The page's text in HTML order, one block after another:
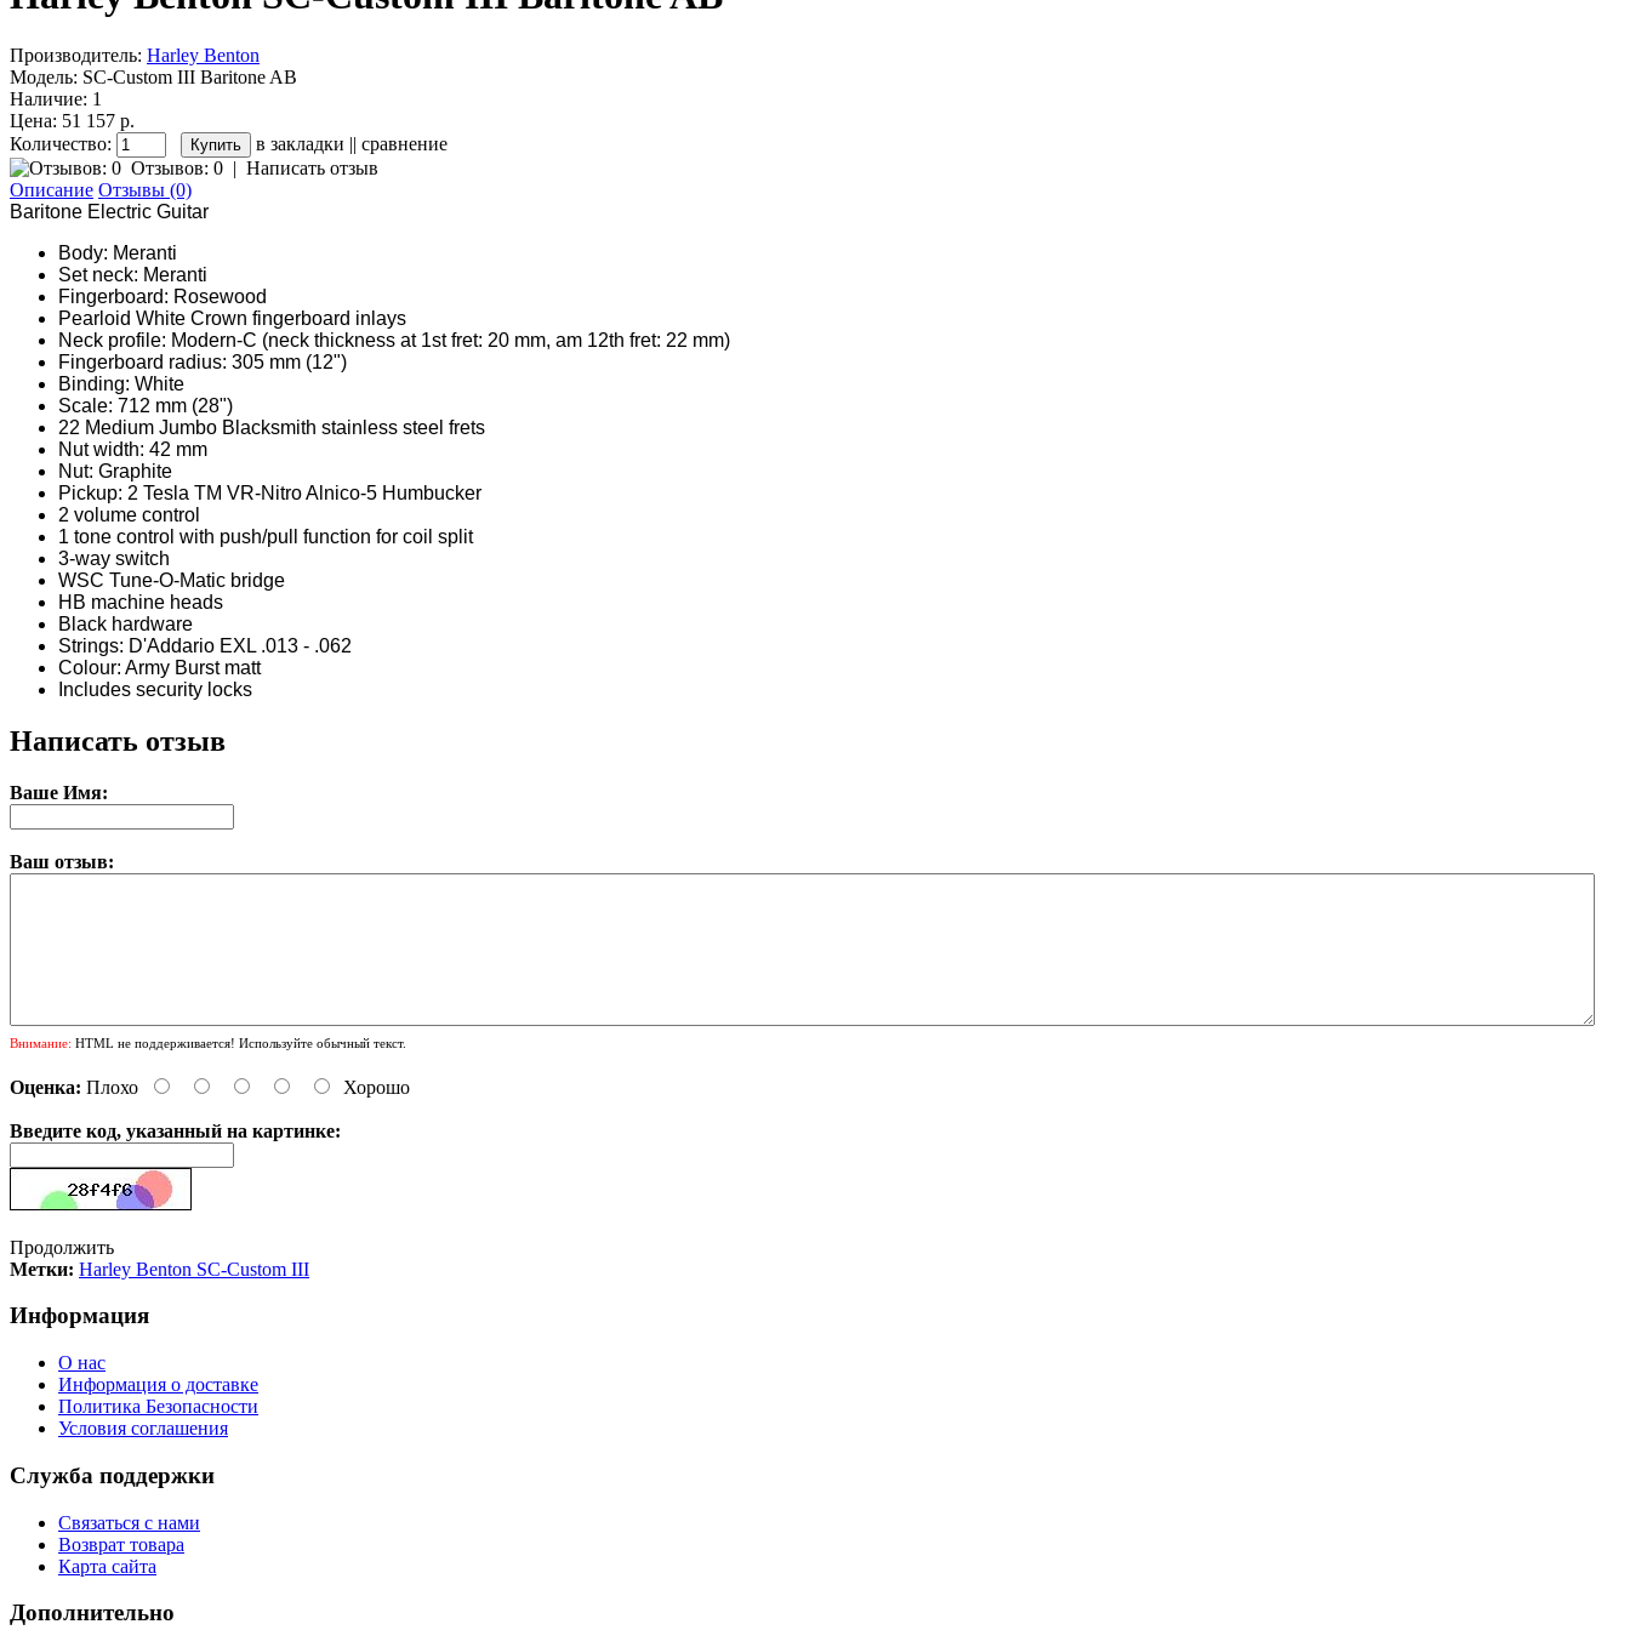
Производитель: Harley Benton
Модель: SC-Custom III Baritone AB
Наличие: 1
Цена: 51 157 р.
Количество:
в закладки || сравнение
Отзывов: 0 | Написать отзыв
Описание Отзывы (0)
Baritone Electric Guitar
Body: Meranti
Set neck: Meranti
Fingerboard: Rosewood
Pearloid White Crown fingerboard inlays
Neck profile: Modern-C (neck thickness at 1st fret: 20 mm, am 12th fret: 22 mm)
Fingerboard radius: 305 mm (12")
Binding: White
Scale: 712 mm (28")
22 Medium Jumbo Blacksmith stainless steel frets
Nut width: 42 mm
Nut: Graphite
Pickup: 2 Tesla TM VR-Nitro Alnico-5 Humbucker
2 volume control
1 tone control with push/pull function for coil split
3-way switch
WSC Tune-O-Matic bridge
HB machine heads
Black hardware
Strings: D'Addario EXL .013 - .062
Colour: Army Burst matt
Includes security locks
Написать отзыв
Ваше Имя:
Ваш отзыв:
Внимание: HTML не поддерживается! Используйте обычный текст.
Оценка: Плохо Хорошо
Введите код, указанный на картинке:
Продолжить
Метки: Harley Benton SC-Custom III
Информация
О нас
Информация о доставке
Политика Безопасности
Условия соглашения
Служба поддержки
Связаться с нами
Возврат товара
Карта сайта
Дополнительно